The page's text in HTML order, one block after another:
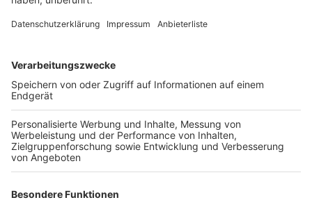
15.März.
Mehr Infos hier!
Anzeige
Buchtipp: